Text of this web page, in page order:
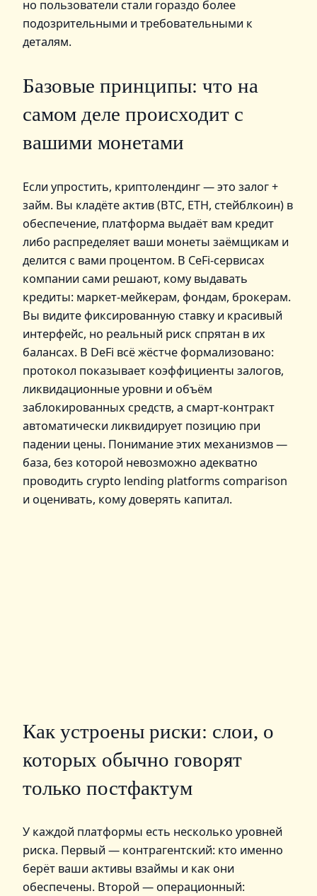
но пользователи стали гораздо более
подозрительными и требовательными к
деталям.
Базовые принципы: что на
самом деле происходит с
вашими монетами
Если упростить, криптолендинг — это залог +
займ. Вы кладёте актив (BTC, ETH, стейблкоин) в
обеспечение, платформа выдаёт вам кредит
либо распределяет ваши монеты заёмщикам и
делится с вами процентом. В CeFi‑сервисах
компании сами решают, кому выдавать
кредиты: маркет‑мейкерам, фондам, брокерам.
Вы видите фиксированную ставку и красивый
интерфейс, но реальный риск спрятан в их
балансах. В DeFi всё жёстче формализовано:
протокол показывает коэффициенты залогов,
ликвидационные уровни и объём
заблокированных средств, а смарт‑контракт
автоматически ликвидирует позицию при
падении цены. Понимание этих механизмов —
база, без которой невозможно адекватно
проводить crypto lending platforms comparison
и оценивать, кому доверять капитал.
Как устроены риски: слои, о
которых обычно говорят
только постфактум
У каждой платформы есть несколько уровней
риска. Первый — контрагентский: кто именно
берёт ваши активы взаймы и как они
обеспечены. Второй — операционный: